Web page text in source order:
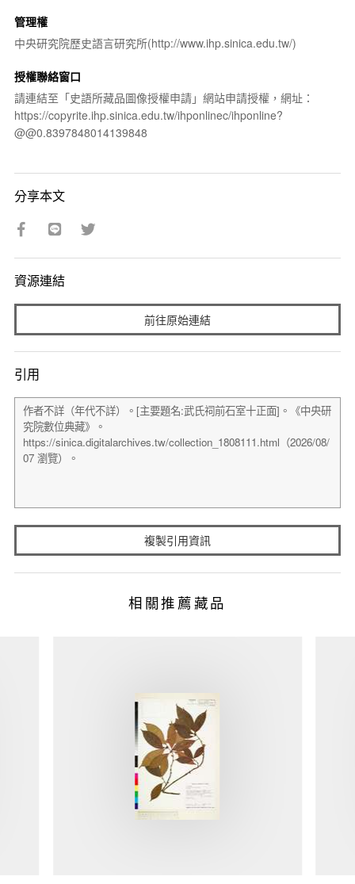
管理權
中央研究院歷史語言研究所(http://www.ihp.sinica.edu.tw/)
授權聯絡窗口
請連結至「史語所藏品圖像授權申請」網站申請授權，網址：
https://copyrite.ihp.sinica.edu.tw/ihponlinec/ihponline?
@@0.8397848014139848
分享本文
資源連結
前往原始連結
引用
複製引用資訊
相關推薦藏品